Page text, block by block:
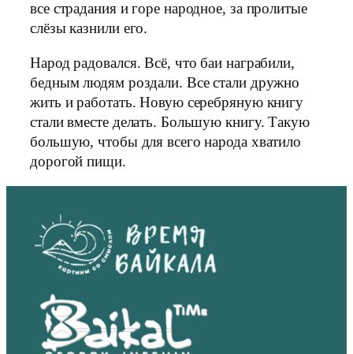
все страдания и горе народное, за пролитые
слёзы казнили его.
Народ радовался. Всё, что баи награбили,
бедным людям роздали. Все стали дружно
жить и работать. Новую серебряную книгу
стали вместе делать. Большую книгу. Такую
большую, чтобы для всего народа хватило
дорогой пищи.